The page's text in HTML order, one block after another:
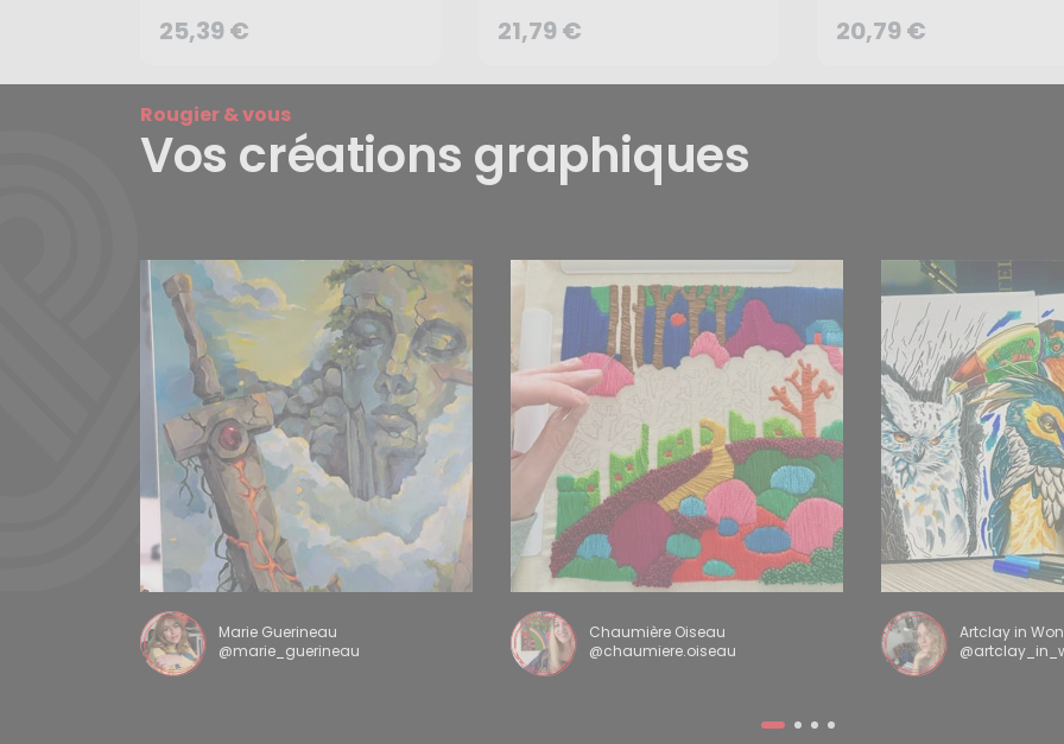
25,39 €CRÉER UNE ALERTE 21,79 €CRÉER UNE ALERTE 20,79 €CRÉER UNE ALERTE
Rougier & vous
Vos créations graphiques
Marie Guerineau
@marie_guerineau
Chaumière Oiseau
@chaumiere.oiseau
Artclay in